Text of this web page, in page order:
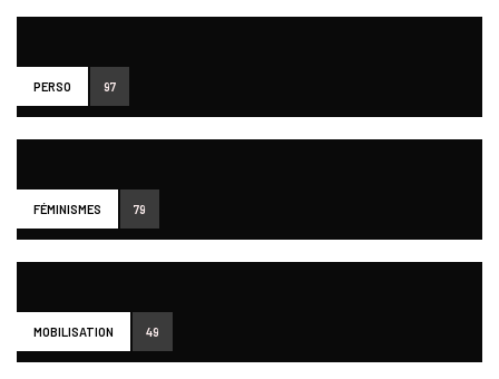
PERSO 97
FÉMINISMES 79
MOBILISATION 49